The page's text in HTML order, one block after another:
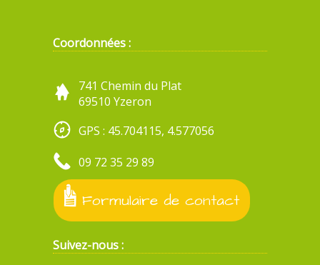
Coordonnées :
741 Chemin du Plat
69510 Yzeron
GPS : 45.704115, 4.577056
09 72 35 29 89
Formulaire de contact
Suivez-nous :